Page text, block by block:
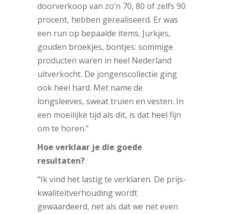
doorverkoop van zo’n 70, 80 of zelfs 90
procent, hebben gerealiseerd. Er was
een run op bepaalde items. Jurkjes,
gouden broekjes, bontjes: sommige
producten waren in heel Nederland
uitverkocht. De jongenscollectie ging
ook heel hard. Met name de
longsleeves, sweat truien en vesten. In
een moeilijke tijd als dit, is dat heel fijn
om te horen.”
Hoe verklaar je die goede
resultaten?
“Ik vind het lastig te verklaren. De prijs-
kwaliteitverhouding wordt
gewaardeerd, net als dat we net even